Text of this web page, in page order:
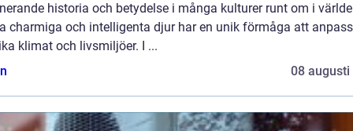
historia och betydelse i många kulturer runt om i
charmiga och intelligenta djur har en unik förmåga att
klimat och livsmiljöer. I ...
08 augusti